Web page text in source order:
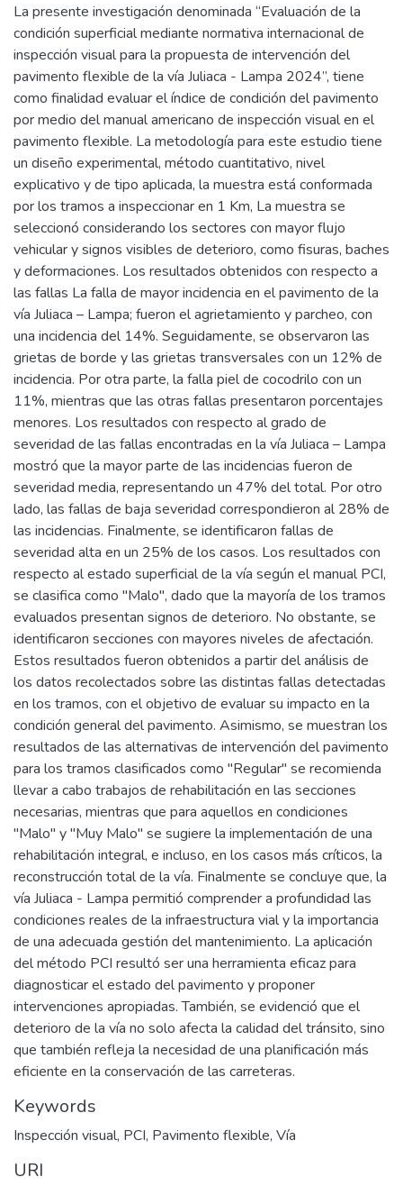
La presente investigación denominada “Evaluación de la
condición superficial mediante normativa internacional de
inspección visual para la propuesta de intervención del
pavimento flexible de la vía Juliaca - Lampa 2024”, tiene
como finalidad evaluar el índice de condición del pavimento
por medio del manual americano de inspección visual en el
pavimento flexible. La metodología para este estudio tiene
un diseño experimental, método cuantitativo, nivel
explicativo y de tipo aplicada, la muestra está conformada
por los tramos a inspeccionar en 1 Km, La muestra se
seleccionó considerando los sectores con mayor flujo
vehicular y signos visibles de deterioro, como fisuras, baches
y deformaciones. Los resultados obtenidos con respecto a
las fallas La falla de mayor incidencia en el pavimento de la
vía Juliaca – Lampa; fueron el agrietamiento y parcheo, con
una incidencia del 14%. Seguidamente, se observaron las
grietas de borde y las grietas transversales con un 12% de
incidencia. Por otra parte, la falla piel de cocodrilo con un
11%, mientras que las otras fallas presentaron porcentajes
menores. Los resultados con respecto al grado de
severidad de las fallas encontradas en la vía Juliaca – Lampa
mostró que la mayor parte de las incidencias fueron de
severidad media, representando un 47% del total. Por otro
lado, las fallas de baja severidad correspondieron al 28% de
las incidencias. Finalmente, se identificaron fallas de
severidad alta en un 25% de los casos. Los resultados con
respecto al estado superficial de la vía según el manual PCI,
se clasifica como "Malo", dado que la mayoría de los tramos
evaluados presentan signos de deterioro. No obstante, se
identificaron secciones con mayores niveles de afectación.
Estos resultados fueron obtenidos a partir del análisis de
los datos recolectados sobre las distintas fallas detectadas
en los tramos, con el objetivo de evaluar su impacto en la
condición general del pavimento. Asimismo, se muestran los
resultados de las alternativas de intervención del pavimento
para los tramos clasificados como "Regular" se recomienda
llevar a cabo trabajos de rehabilitación en las secciones
necesarias, mientras que para aquellos en condiciones
"Malo" y "Muy Malo" se sugiere la implementación de una
rehabilitación integral, e incluso, en los casos más críticos, la
reconstrucción total de la vía. Finalmente se concluye que, la
vía Juliaca - Lampa permitió comprender a profundidad las
condiciones reales de la infraestructura vial y la importancia
de una adecuada gestión del mantenimiento. La aplicación
del método PCI resultó ser una herramienta eficaz para
diagnosticar el estado del pavimento y proponer
intervenciones apropiadas. También, se evidenció que el
deterioro de la vía no solo afecta la calidad del tránsito, sino
que también refleja la necesidad de una planificación más
eficiente en la conservación de las carreteras.
Keywords
Inspección visual, PCI, Pavimento flexible, Vía
URI